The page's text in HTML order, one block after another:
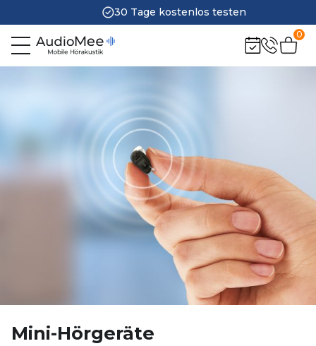
30 Tage kostenlos testen
0
Mini-Hörgeräte